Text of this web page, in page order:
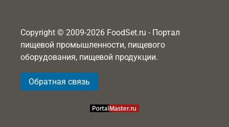
Copyright © 2009-2026 FoodSet.ru - Портал
пищевой промышленности, пищевого
оборудования, пищевой продукции.
Обратная связь